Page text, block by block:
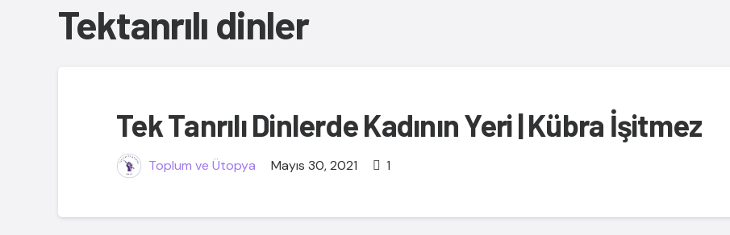
Tektanrılı dinler
Tek Tanrılı Dinlerde Kadının Yeri | Kübra İşitmez
Toplum ve Ütopya Mayıs 30, 2021 1Yorum